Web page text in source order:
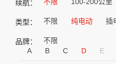
续航：
类型： 不限 纯电动 插
品牌：
不限
A
B C D E